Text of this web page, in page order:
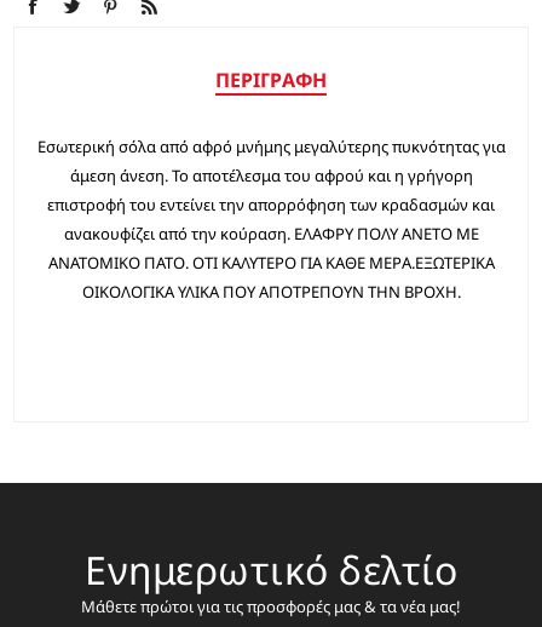
ΠΕΡΙΓΡΑΦΉ
Εσωτερική σόλα από αφρό μνήμης μεγαλύτερης πυκνότητας για
άμεση άνεση. Το αποτέλεσμα του αφρού και η γρήγορη
επιστροφή του εντείνει την απορρόφηση των κραδασμών και
ανακουφίζει από την κούραση. ΕΛΑΦΡY ΠΟΛΥ ΑΝΕΤΟ ΜΕ
ΑΝΑΤΟΜΙΚΟ ΠΑΤΟ. ΟΤΙ ΚΑΛΥΤΕΡΟ ΓΙΑ ΚΑΘΕ ΜΕΡΑ.ΕΞΩΤΕΡΙΚΑ
ΟΙΚΟΛΟΓΙΚΑ ΥΛΙΚΑ ΠΟΥ ΑΠΟΤΡΕΠΟΥΝ ΤΗΝ ΒΡΟΧΗ.
Ενημερωτικό δελτίο
Μάθετε πρώτοι για τις προσφορές μας & τα νέα μας!